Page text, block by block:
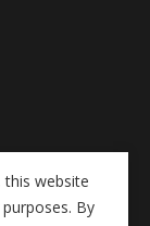
website
By